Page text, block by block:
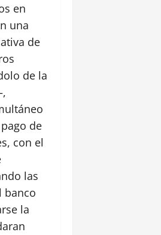
en
una
de
de la
de
con el
las
banco
la